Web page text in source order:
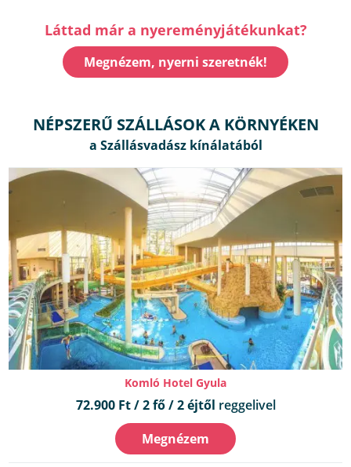
Láttad már a nyereményjátékunkat?
Megnézem, nyerni szeretnék!
NÉPSZERŰ SZÁLLÁSOK A KÖRNYÉKEN
Komló Hotel Gyula
72.900 Ft / 2 fő / 2 éjtől reggelivel
Megnézem